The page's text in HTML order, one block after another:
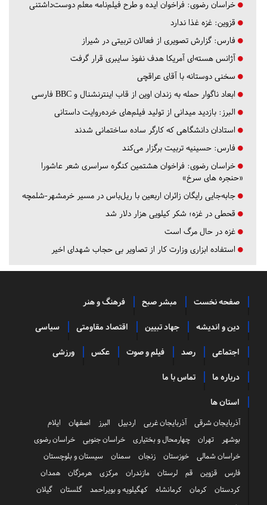
خراسان رضوی: فراخوان ایده و طرح فیلم‌نامه معلم دوست‌داشتنی
قزوین: غزه غذا ندارد
فارس: گزارش تصویری از فعالان تربیتی در شیراز
آژانس هسته‌ای آمریکا هدف نفوذ سایبری قرار گرفت
سخنی دوستانه با آقای عراقچی
ابعاد ناگوار حمله به زندان اوین از قاب اینترنشنال و BBC فارسی
البرز: بازدید میدانی از تولید فیلم‌های خرده‌روایت داستانی
استادان دانشگاهی که کارگر ساده ساختمانی شدند
فارس: حسینیه تربیت برگزار می‌کند
خراسان رضوی: فراخوان هشتمین کنگره سراسری شعر عاشورا
«حنجره های سرخ»
جابه‌جایی رایگان زائران اربعین با ریل‌باس در مسیر خرمشهر-شلمچه
قحطی در غزه؛ شکر کیلویی هزار دلار شد
غزه در حال مرگ است
استفاده ابزاری وزارت کار از تصاویر بی حجاب شهدای اخیر
صفحه نخست مبشر صبح فرهنگ و هنر
دین و اندیشه جهاد تبیین اقتصاد مقاومتی سیاسی
اجتماعی رصد فیلم و صوت عکس ورزشی
درباره ما تماس با ما
استان ها
آذربایجان شرقی آذربایجان غربی اردبیل البرز اصفهان
ایلام
بوشهر
تهران چهارمحال و بختیاری خراسان جنوبی
خراسان رضوی
خراسان شمالی
خوزستان زنجان سمنان
سیستان و بلوچستان
فارس
قزوین قم لرستان مازندران مرکزی هرمزگان
همدان
کردستان
کرمان کرمانشاه کهگیلویه و بویراحمد گلستان
گیلان